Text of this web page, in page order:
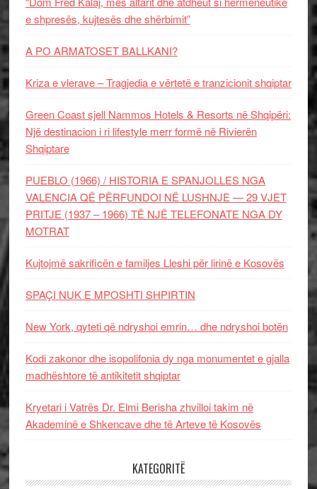
e shpresës, kujtesës dhe shërbimit”
A PO ARMATOSET BALLKANI?
Kriza e vlerave – Tragjedia e vërtetë e tranzicionit shqiptar
Green Coast sjell Nammos Hotels & Resorts në Shqipëri:
Një destinacion i ri lifestyle merr formë në Rivierën
Shqiptare
PUEBLO (1966) / HISTORIA E SPANJOLLES NGA
VALENCIA QË PËRFUNDOI NË LUSHNJE — 29 VJET
PRITJE (1937 – 1966) TË NJË TELEFONATE NGA DY
MOTRAT
Kujtojmë sakrificën e familjes Lleshi për lirinë e Kosovës
SPAÇI NUK E MPOSHTI SHPIRTIN
New York, qyteti që ndryshoi emrin… dhe ndryshoi botën
Kodi zakonor dhe isopolifonia dy nga monumentet e gjalla
madhështore të antikitetit shqiptar
Kryetari i Vatrës Dr. Elmi Berisha zhvilloi takim në
Akademinë e Shkencave dhe të Arteve të Kosovës
KATEGORITË